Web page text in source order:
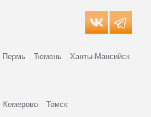
Пермь Тюмень Ханты-Мансийск
Кемерово Томск